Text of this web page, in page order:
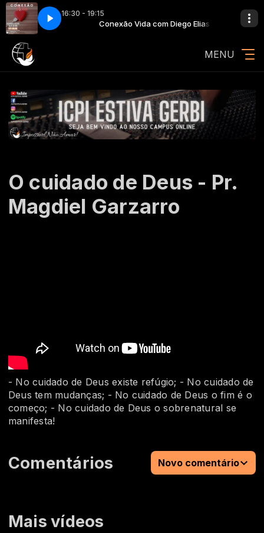
16:30 - 19:15
Elias Conexão Vida com Diego Elias
(Clipe Oficial) Rosa de Saron Um Dia (Clipe Oficial)
MENU
O cuidado de Deus - Pr.
Magdiel Garzarro
Mais vídeos
- No cuidado de Deus existe refúgio; - No cuidado de
Deus tem mudanças; - No cuidado de Deus o fim é o
começo; - No cuidado de Deus o sobrenatural se
manifesta!
Comentários Novo comentário